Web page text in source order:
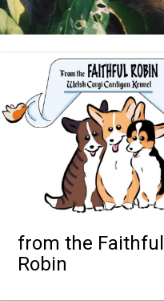
from the Faithful
Robin